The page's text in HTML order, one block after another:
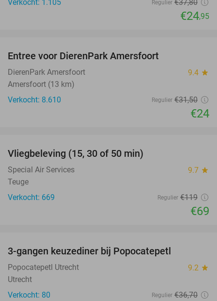
Verkocht: 1.105 Regulier €37,80
€24,95
Entree voor DierenPark Amersfoort
DierenPark Amersfoort 9.4 star
Amersfoort (13 km)
Verkocht: 8.610
Regulier €31,50
€24
Vliegbeleving (15, 30 of 50 min)
Special Air Services 9.7 star
Teuge
Verkocht: 669
Regulier €119
€69
3-gangen keuzediner bij Popocatepetl
Popocatepetl Utrecht 9.2 star
Utrecht
Verkocht: 80
Regulier €36,70